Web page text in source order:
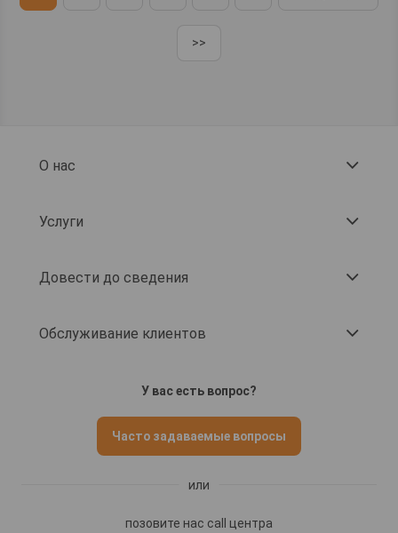
>>
О нас
Услуги
Довести до сведения
Обслуживание клиентов
У вас есть вопрос?
Часто задаваемые вопросы
или
позовите нас call центра